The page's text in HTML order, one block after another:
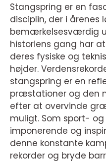
Stangspring er en
disciplin, der i årenes
bemærkelsesværdig
historiens gang har
deres fysiske og
højder.
stangspring er en
præstationer og den
efter at overvinde
muligt. Som sport-
imponerende og
denne konstante
rekorder og bryde